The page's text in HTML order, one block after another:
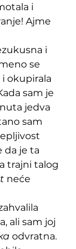
i
Ajme
i
se
okupirala
sam je
jedva
sam
da je ta
trajni talog
neće
ali sam joj
odvratna.